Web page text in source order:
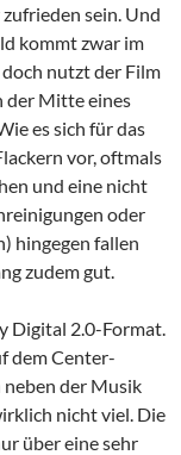
sein. Und
kommt zwar im
nutzt der Film
der Mitte eines
es sich für das
vor, oftmals
und eine nicht
oder
hingegen fallen
zudem gut.
Digital 2.0-Format.
dem Center-
neben der Musik
nicht viel. Die
über eine sehr